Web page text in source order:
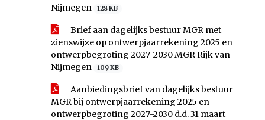
Nijmegen
128 KB
Brief aan dagelijks bestuur MGR met
zienswijze op ontwerpjaarrekening 2025 en
ontwerpbegroting 2027-2030 MGR Rijk van
Nijmegen
109 KB
Aanbiedingsbrief van dagelijks bestuur
MGR bij ontwerpjaarrekening 2025 en
ontwerpbegroting 2027-2030 d.d. 31 maart